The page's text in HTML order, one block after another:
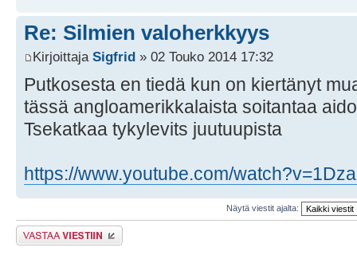
Re: Silmien valoherkkyys
Kirjoittaja Sigfrid » 02 Touko 2014 17:32
Putkosesta en tiedä kun on kiertänyt
tässä angloamerikkalaista soitantaa
Tsekatkaa tykylevits juutuupista
https://www.youtube.com/
Näytä viestit ajalta:
Lähetä vastaus